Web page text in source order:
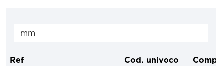
Ref Cod. univoco